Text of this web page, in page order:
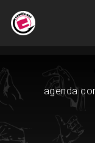
agenda